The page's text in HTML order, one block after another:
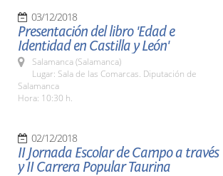
03/12/2018
Presentación del libro 'Edad e
Identidad en Castilla y León'
Salamanca (Salamanca)
Lugar: Sala de las Comarcas. Diputación de
Salamanca
Hora: 10:30 h.
02/12/2018
II Jornada Escolar de Campo a través
y II Carrera Popular Taurina